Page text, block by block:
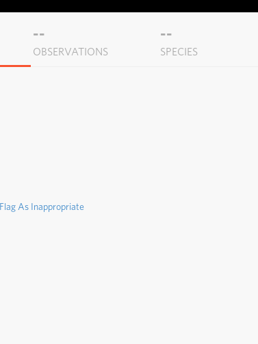
--
OBSERVATIONS
--
SPECIES
Flag As Inappropriate